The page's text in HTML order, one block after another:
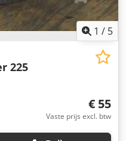
1 / 5
225
€ 55
Vaste prijs excl. btw